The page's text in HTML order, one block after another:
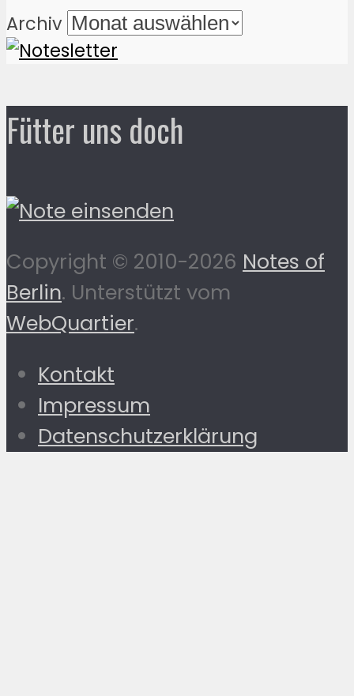
Archiv
Fütter uns doch
Copyright © 2010-2026 Notes of
Berlin. Unterstützt vom
WebQuartier.
Kontakt
Impressum
Datenschutzerklärung